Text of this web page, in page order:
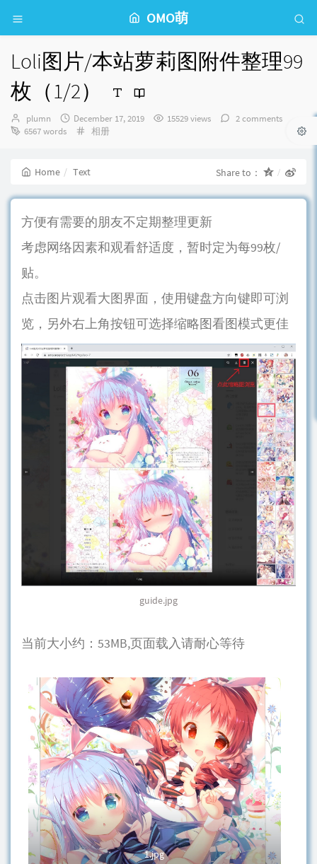
OMO萌
Loli图片/本站萝莉图附件整理99
枚（1/2）
Author：
plumn
发
布
December 17, 2019 15529 views
2 comments
6567 words
Categories：
相册
Home Text Share to：
方便有需要的朋友不定期整理更新
考虑网络因素和观看舒适度，暂时定为每99枚/
贴。
点击图片观看大图界面，使用键盘方向键即可浏
览，另外右上角按钮可选择缩略图看图模式更佳
guide.jpg
当前大小约：53MB,页面载入请耐心等待
1.jpg